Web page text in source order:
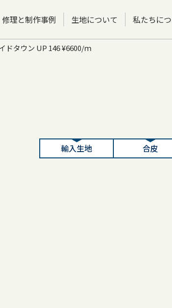
修理と制作事例 生地について 私たちに
ドタウン UP 146 ¥6600/ｍ
輸入生地 合皮